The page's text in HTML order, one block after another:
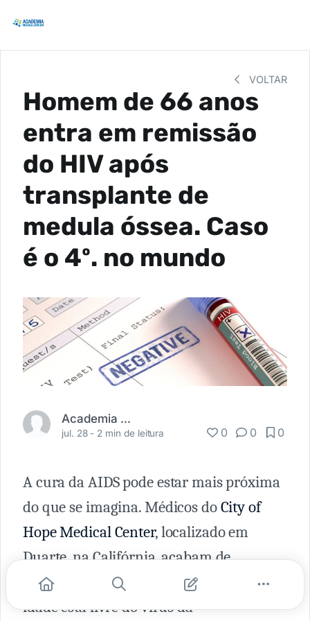
VOLTAR
Homem de 66 anos
entra em remissão
do HIV após
transplante de
medula óssea. Caso
é o 4º. no mundo
Academia Médica
jul. 28 - 2 min de leitura 0 0 0
A cura da AIDS pode estar mais próxima
do que se imagina. Médicos doCity of
Hope Medical Center, localizado em
Duarte, na Califórnia, acabam de
anunciar que um homem de 66 anos de
idade está livre do vírus da